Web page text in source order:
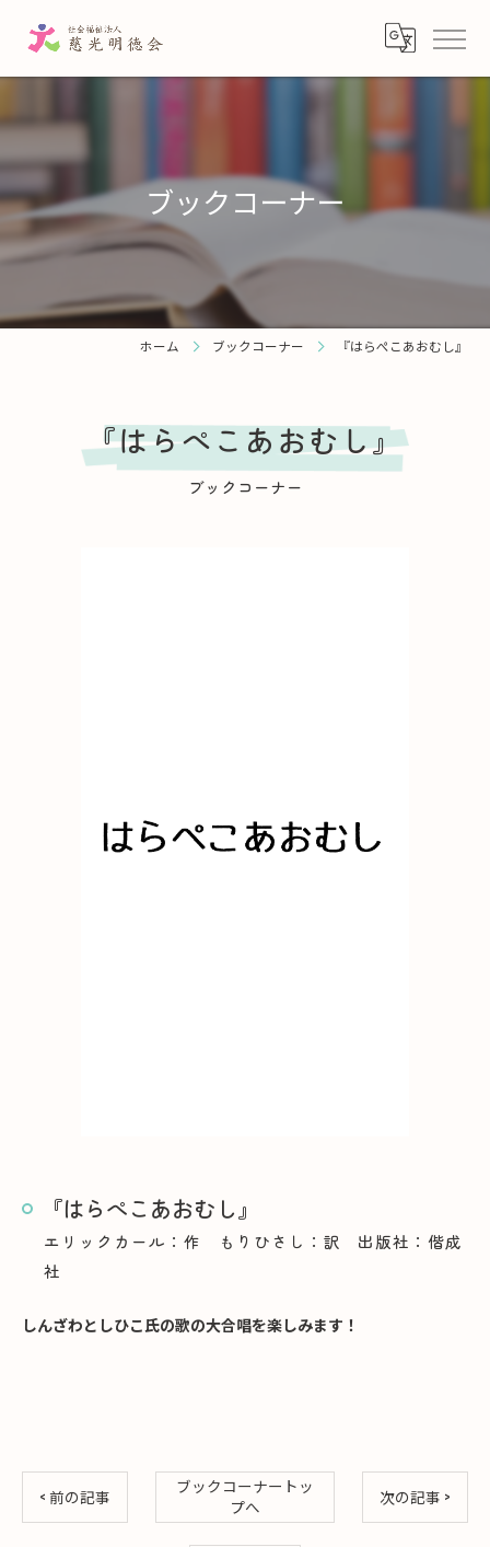
ブックコーナー
ホーム ブックコーナー 『はらぺこあおむし』
ブックコーナー
『はらぺこあおむし』
『はらぺこあおむし』
エリックカール：作 もりひさし：訳 出版社：偕成
社
しんざわとしひこ氏の歌の大合唱を楽しみます！
< 前の記事
ブックコーナートッ
プへ
次の記事 >